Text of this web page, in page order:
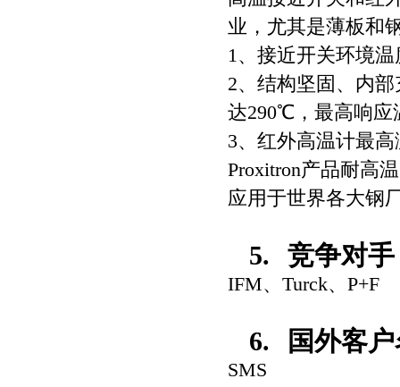
业，尤其是薄板和
1、接近开关环境
2、结构坚固、内
达290℃，最高响应
3、红外高温计最
Proxitron产品耐高
应用于世界各大钢
5. 竞争对手
IFM、 Turck、 P+F
6. 国外客
SMS